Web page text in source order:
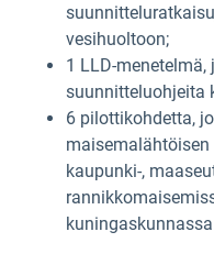
vesihuoltoon;
1 LLD-
suunnitteluohjeita
6 pilottikohdetta,
kaupunki-,